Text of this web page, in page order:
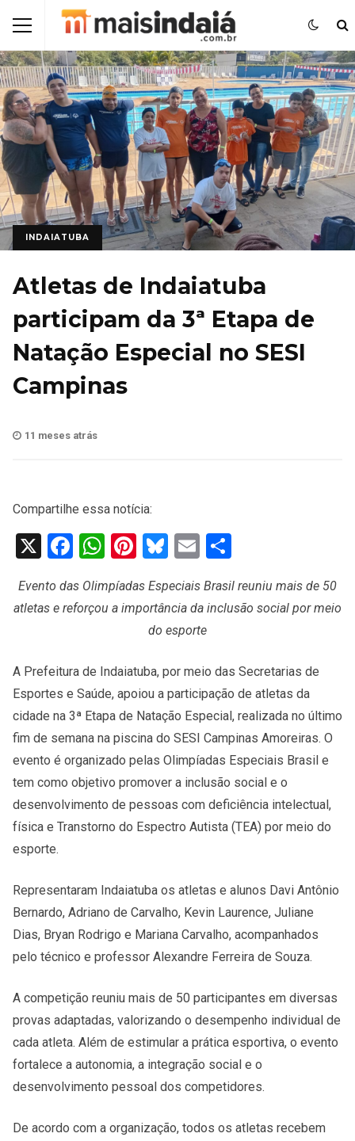
INDAIATUBA
Atletas de Indaiatuba
participam da 3ª Etapa de
Natação Especial no SESI
Campinas
11 meses atrás
Compartilhe essa notícia:
X Facebook
WhatsApp
Pinterest
Bluesky
Email
Evento das Olimpíadas Especiais Brasil reuniu mais de 50
atletas e reforçou a importância da inclusão social por meio
do esporte
A Prefeitura de Indaiatuba, por meio das Secretarias de
Esportes e Saúde, apoiou a participação de atletas da
cidade na 3ª Etapa de Natação Especial, realizada no último
fim de semana na piscina do SESI Campinas Amoreiras. O
evento é organizado pelas Olimpíadas Especiais Brasil e
tem como objetivo promover a inclusão social e o
desenvolvimento de pessoas com deficiência intelectual,
física e Transtorno do Espectro Autista (TEA) por meio do
esporte.
Representaram Indaiatuba os atletas e alunos Davi Antônio
Bernardo, Adriano de Carvalho, Kevin Laurence, Juliane
Dias, Bryan Rodrigo e Mariana Carvalho, acompanhados
pelo técnico e professor Alexandre Ferreira de Souza.
A competição reuniu mais de 50 participantes em diversas
provas adaptadas, valorizando o desempenho individual de
cada atleta. Além de estimular a prática esportiva, o evento
fortalece a autonomia, a integração social e o
desenvolvimento pessoal dos competidores.
De acordo com a organização, todos os atletas recebem